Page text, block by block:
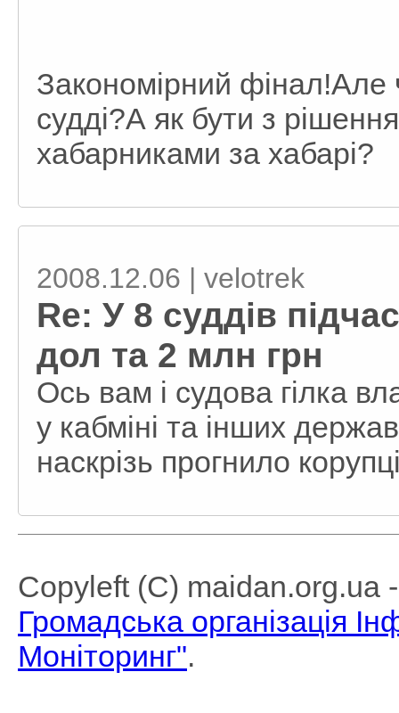
Закономірний фінал!Але
судді?А як бути з
хабарниками за хабарі?
2008.12.06 | velotrek
Re: У 8 суддів
дол та 2 млн грн
Ось вам і судова гілка
у кабміні та інших
наскрізь прогнило
Copyleft (C) maidan.org.ua
Громадська організація
Моніторинг".